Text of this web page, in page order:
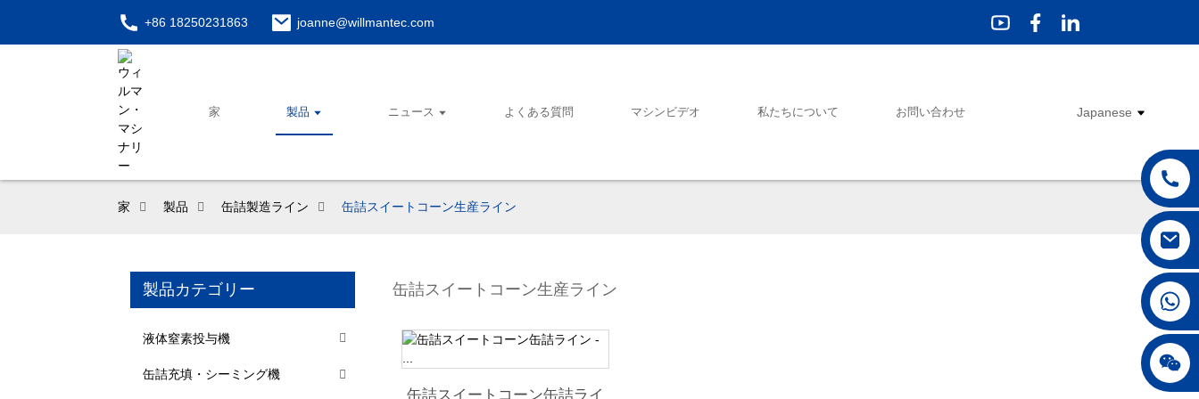
+86 18250231863 joanne@willmantec.com
家 製品 ニュース よくある質問 マシンビデオ 私たちについて お問い合わせ Japanese
家 製品 缶詰製造ライン 缶詰スイートコーン生産ライン
製品カテゴリー
液体窒素投与機
缶詰充填・シーミング機
缶詰スイートコーン生産ライン
缶詰スイートコーン缶詰ライ